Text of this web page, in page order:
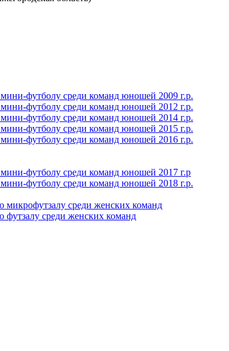
футболу среди команд юношей 2009 г.р.
футболу среди команд юношей 2012 г.р.
футболу среди команд юношей 2014 г.р.
футболу среди команд юношей 2015 г.р.
футболу среди команд юношей 2016 г.р.
футболу среди команд юношей 2017 г.р
футболу среди команд юношей 2018 г.р.
микрофутзалу среди женских команд
футзалу среди женских команд